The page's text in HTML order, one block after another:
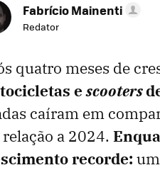
Fabrício Mainenti
Redator
quatro meses de
escooters
caíram em
a 2024.
recorde: